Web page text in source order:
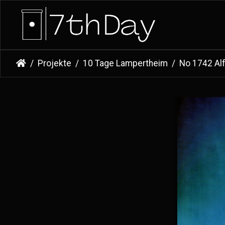
Projekte 10 Tage Lampertheim No 1742